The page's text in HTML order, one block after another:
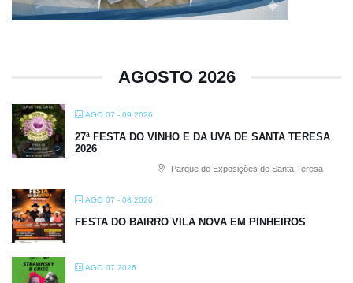
AGOSTO 2026
AGO 07 - 09 2026
27ª FESTA DO VINHO E DA UVA DE SANTA TERESA
2026
Parque de Exposições de Santa Teresa
AGO 07 - 08 2026
FESTA DO BAIRRO VILA NOVA EM PINHEIROS
AGO 07 2026